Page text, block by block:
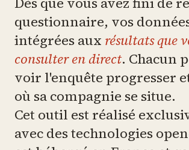
questionnaire, vos
intégrées aux résultats que
consulter en direct. Chacun
voir l'enquête progresser
où sa compagnie se situe.
Cet outil est réalisé
avec des technologies